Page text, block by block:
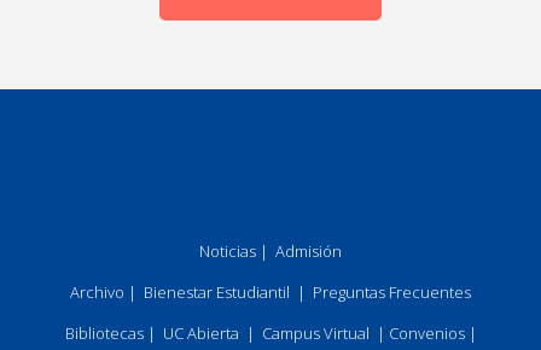
Noticias | Admisión
Archivo | Bienestar Estudiantil | Preguntas Frecuentes
Bibliotecas| UC Abierta | Campus Virtual | Convenios|